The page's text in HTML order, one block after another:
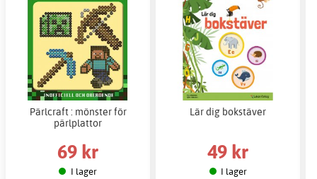
Pärlcraft : mönster för
pärlplattor
69 kr
I lager
Lär dig bokstäver
49 kr
I lager